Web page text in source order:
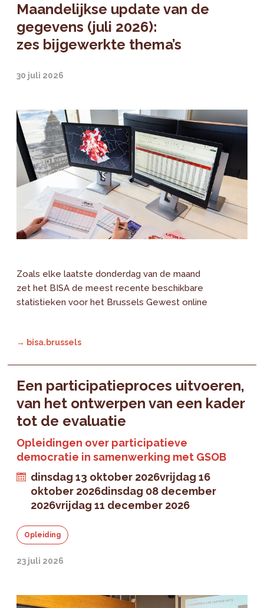
Maandelijkse update van de
gegevens (juli 2026):
zes bijgewerkte thema’s
30 juli 2026
Zoals elke laatste donderdag van de maand
zet het BISA de meest recente beschikbare
statistieken voor het Brussels Gewest online
→ bisa.brussels
Een participatieproces uitvoeren,
van het ontwerpen van een kader
tot de evaluatie
Opleidingen over participatieve
democratie in samenwerking met GSOB
dinsdag 13 oktober 2026vrijdag 16
oktober 2026dinsdag 08 december
2026vrijdag 11 december 2026
Opleiding
23 juli 2026